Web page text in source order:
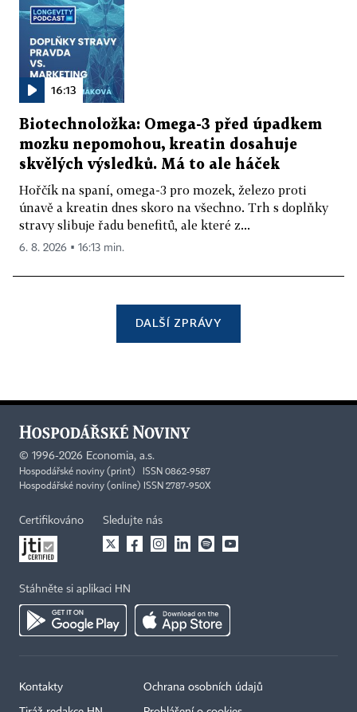
16:13
Biotechnoložka: Omega-3 před úpadkem
mozku nepomohou, kreatin dosahuje
skvělých výsledků. Má to ale háček
Hořčík na spaní, omega-3 pro mozek, železo proti
únavě a kreatin dnes skoro na všechno. Trh s doplňky
stravy slibuje řadu benefitů, ale které z...
6. 8. 2026 ▪ 16:13 min.
DALŠÍ ZPRÁVY
© 1996-2026 Economia, a.s.
Hospodářské noviny (print) ISSN 0862-9587
Hospodářské noviny (online) ISSN 2787-950X
Certifikováno Sledujte nás
Stáhněte si aplikaci HN
Kontakty Ochrana osobních údajů